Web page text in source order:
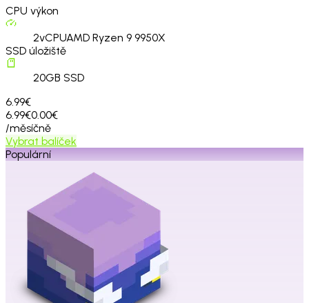
CPU výkon
2vCPUAMD Ryzen 9 9950X
SSD úložiště
20GB SSD
6.99€
6.99€0.00€
/měsíčně
Vybrat balíček
Populární